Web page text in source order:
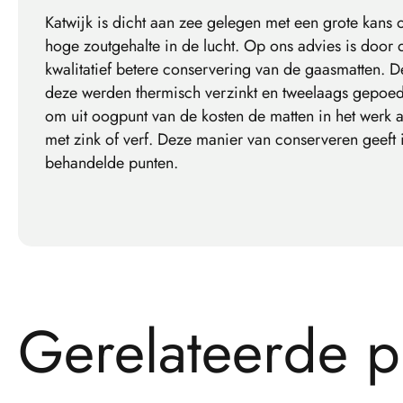
Katwijk is dicht aan zee gelegen met een grote
hoge zoutgehalte in de lucht. Op ons advies is door
kwalitatief betere conservering van de gaasmatten.
deze werden thermisch verzinkt en tweelaags
om uit oogpunt van de kosten de matten in het
met zink of verf. Deze manier van conserveren
behandelde punten.
Gerelateerde p